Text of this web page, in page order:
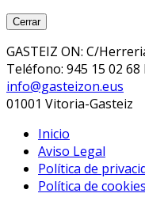
Cerrar
GASTEIZ ON: C/
Teléfono: 945 15 02 68
info@gasteizon.eus
01001 Vitoria-Gasteiz
Inicio
Aviso Legal
Política de
Política de cookies